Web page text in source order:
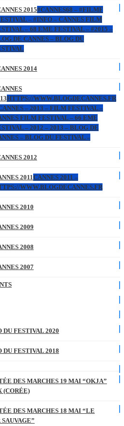
2015#CANNES68 – #FILMF
– #INFO – CANNES FILM
– 68 EME FESTIVAL – #2015 –
DE CANNES – BLOG DU
2014
HTTPS://WWW.BLOGDECANNES.FR
– 2013 – FILM FESTIVAL –
FILM FESTIVAL – 66 EME
– 2012 – 2013 – BLOG DE
– BLOG DU FESTIVAL –
2012
2011CANNES 2011 –
WWW.BLOGDECANNES.FR
2010
2009
2008
2007
FESTIVAL 2020
FESTIVAL 2018
DES MARCHES 19 MAI “OKJA”
(CORÉE)
DES MARCHES 18 MAI “LE